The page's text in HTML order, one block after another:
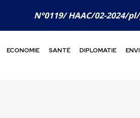
N°0119/ HAAC/02-2024/
ECONOMIE SANTÉ DIPLOMATIE